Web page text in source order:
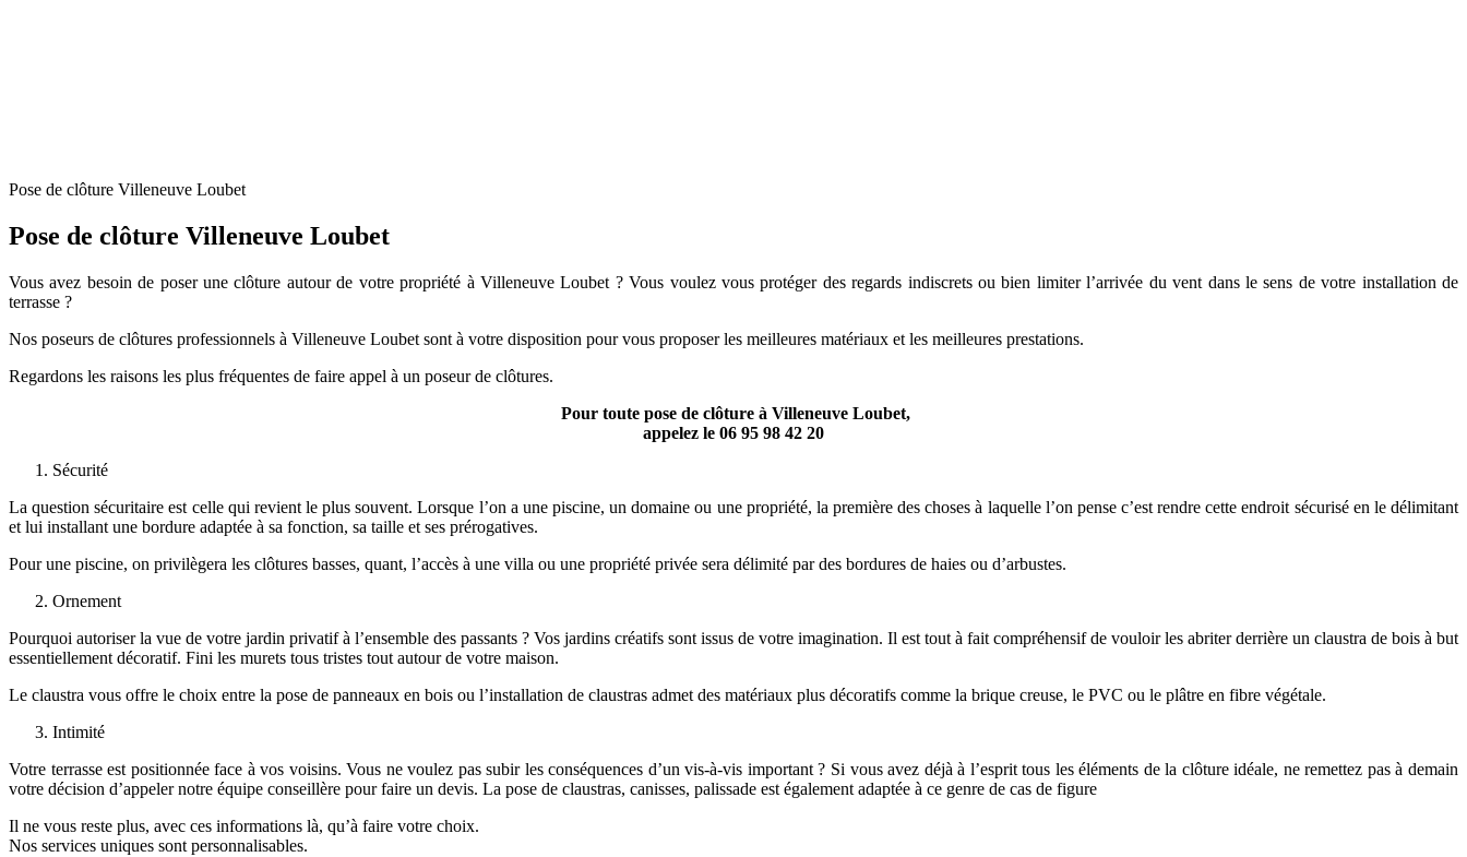
Pose de clôture Villeneuve Loubet
Pose de clôture Villeneuve Loubet
Vous avez besoin de poser une clôture autour de votre propriété à Villeneuve Loubet ? Vous voulez vous protéger des regards indiscrets ou bien limiter l’arrivée du vent dans le sens de votre installation de
terrasse ?
Nos poseurs de clôtures professionnels à Villeneuve Loubet sont à votre disposition pour vous proposer les meilleures matériaux et les meilleures prestations.
Regardons les raisons les plus fréquentes de faire appel à un poseur de clôtures.
Pour toute pose de clôture à Villeneuve Loubet,
appelez le 06 95 98 42 20
Sécurité
La question sécuritaire est celle qui revient le plus souvent. Lorsque l’on a une piscine, un domaine ou une propriété, la première des choses à laquelle l’on pense c’est rendre cette endroit sécurisé en le délimitant
et lui installant une bordure adaptée à sa fonction, sa taille et ses prérogatives.
Pour une piscine, on privilègera les clôtures basses, quant, l’accès à une villa ou une propriété privée sera délimité par des bordures de haies ou d’arbustes.
Ornement
Pourquoi autoriser la vue de votre jardin privatif à l’ensemble des passants ? Vos jardins créatifs sont issus de votre imagination. Il est tout à fait compréhensif de vouloir les abriter derrière un claustra de bois à but
essentiellement décoratif. Fini les murets tous tristes tout autour de votre maison.
Le claustra vous offre le choix entre la pose de panneaux en bois ou l’installation de claustras admet des matériaux plus décoratifs comme la brique creuse, le PVC ou le plâtre en fibre végétale.
Intimité
Votre terrasse est positionnée face à vos voisins. Vous ne voulez pas subir les conséquences d’un vis-à-vis important ? Si vous avez déjà à l’esprit tous les éléments de la clôture idéale, ne remettez pas à demain
votre décision d’appeler notre équipe conseillère pour faire un devis. La pose de claustras, canisses, palissade est également adaptée à ce genre de cas de figure
Il ne vous reste plus, avec ces informations là, qu’à faire votre choix.
Nos services uniques sont personnalisables.